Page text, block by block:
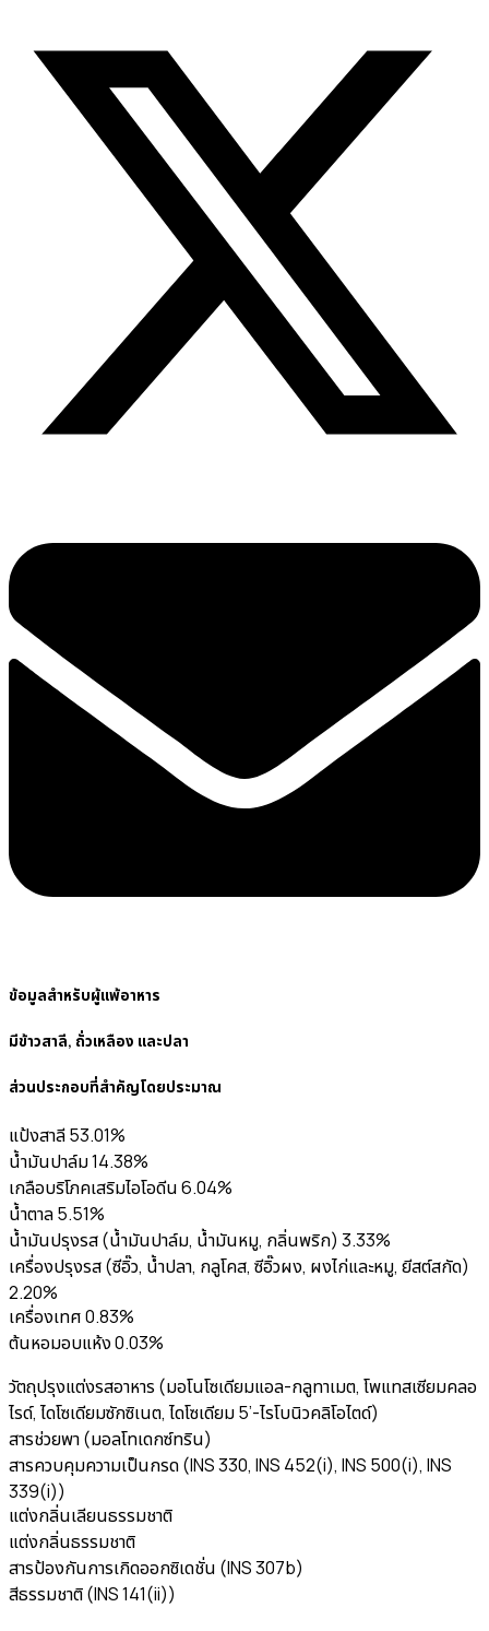
ข้อมูลสำหรับผู้แพ้อาหาร
มีข้าวสาลี, ถั่วเหลือง และปลา
ส่วนประกอบที่สำคัญโดยประมาณ
แป้งสาลี 53.01%
น้ำมันปาล์ม 14.38%
เกลือบริโภคเสริมไอโอดีน 6.04%
น้ำตาล 5.51%
น้ำมันปรุงรส (น้ำมันปาล์ม, น้ำมันหมู, กลิ่นพริก) 3.33%
เครื่องปรุงรส (ซีอิ๊ว, น้ำปลา, กลูโคส, ซีอิ๊วผง, ผงไก่และหมู, ยีสต์สกัด)
2.20%
เครื่องเทศ 0.83%
ต้นหอมอบแห้ง 0.03%
วัตถุปรุงแต่งรสอาหาร (มอโนโซเดียมแอล-กลูทาเมต, โพแทสเซียมคลอ
ไรด์, ไดโซเดียมซักซิเนต, ไดโซเดียม 5’-ไรโบนิวคลิโอไตด์)
สารช่วยพา (มอลโทเดกซ์ทริน)
สารควบคุมความเป็นกรด (INS 330, INS 452(i), INS 500(i), INS
339(i))
แต่งกลิ่นเลียนธรรมชาติ
แต่งกลิ่นธรรมชาติ
สารป้องกันการเกิดออกซิเดชั่น (INS 307b)
สีธรรมชาติ (INS 141(ii))